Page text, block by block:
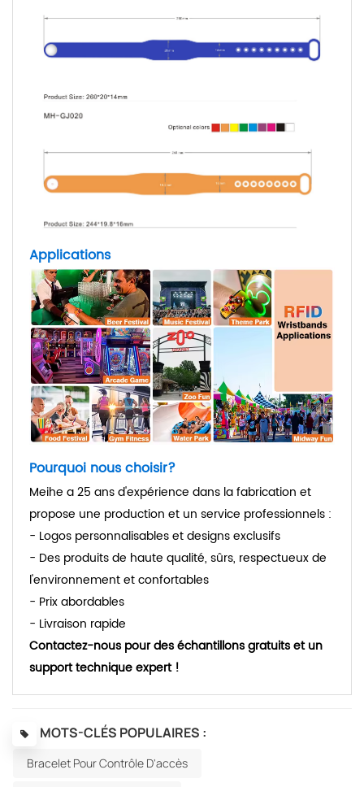
Applications
Pourquoi nous choisir?
Meihe a 25 ans d'expérience dans la fabrication et
propose une production et un service professionnels :
- Logos personnalisables et designs exclusifs
- Des produits de haute qualité, sûrs, respectueux de
l'environnement et confortables
- Prix abordables
- Livraison rapide
Contactez-nous pour des échantillons gratuits et un
support technique expert !
MOTS-CLÉS POPULAIRES :
Bracelet Pour Contrôle D'accès